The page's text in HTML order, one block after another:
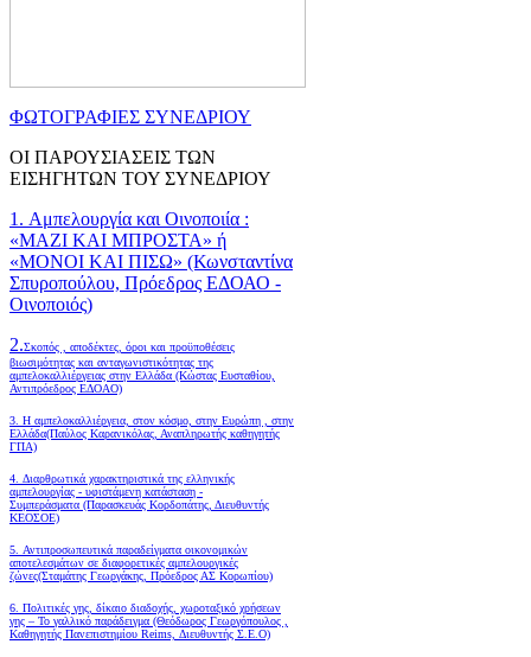
ΦΩΤΟΓΡΑΦΙΕΣ ΣΥΝΕΔΡΙΟΥ
ΟΙ ΠΑΡΟΥΣΙΑΣΕΙΣ ΤΩΝ
ΕΙΣΗΓΗΤΩΝ ΤΟΥ ΣΥΝΕΔΡΙΟΥ
1. Αμπελουργία και Οινοποιία :
«ΜΑΖΙ ΚΑΙ ΜΠΡΟΣΤΑ» ή
«ΜΟΝΟΙ ΚΑΙ ΠΙΣΩ» (Κωνσταντίνα
Σπυροπούλου, Πρόεδρος ΕΔΟΑΟ -
Οινοποιός)
2.Σκοπός , αποδέκτες, όροι και προϋποθέσεις
βιωσιμότητας και ανταγωνιστικότητας της
αμπελοκαλλιέργειας στην Ελλάδα (Κώστας Ευσταθίου,
Αντιπρόεδρος ΕΔΟΑΟ)
3. Η αμπελοκαλλιέργεια, στον κόσμο, στην Ευρώπη , στην
Ελλάδα(Παύλος Καρανικόλας, Αναπληρωτής καθηγητής
ΓΠΑ)
4. Διαρθρωτικά χαρακτηριστικά της ελληνικής
αμπελουργίας - υφιστάμενη κατάσταση -
Συμπεράσματα (Παρασκευάς Κορδοπάτης, Διευθυντής
ΚΕΟΣΟΕ)
5. Αντιπροσωπευτικά παραδείγματα οικονομικών
αποτελεσμάτων σε διαφορετικές αμπελουργικές
ζώνες(Σταμάτης Γεωργάκης, Πρόεδρος ΑΣ Κορωπίου)
6. Πολιτικές γης, δίκαιο διαδοχής, χωροταξικό χρήσεων
γης – Το γαλλικό παράδειγμα (Θεόδωρος Γεωργόπουλος ,
Καθηγητής Πανεπιστημίου Reims, Διευθυντής Σ.Ε.Ο)